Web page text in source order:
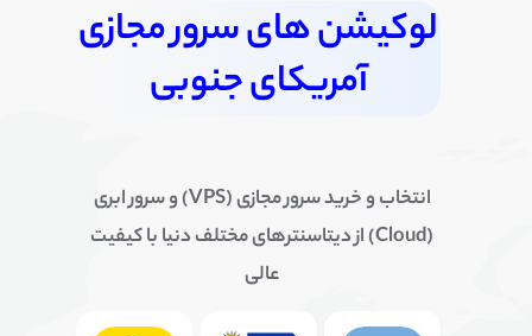
لوکیشن های سرور مجازی
آمریکای جنوبی
انتخاب و خرید سرور مجازی (VPS) و سرور ابری
(Cloud) از دیتاسنترهای مختلف دنیا با کیفیت
عالی